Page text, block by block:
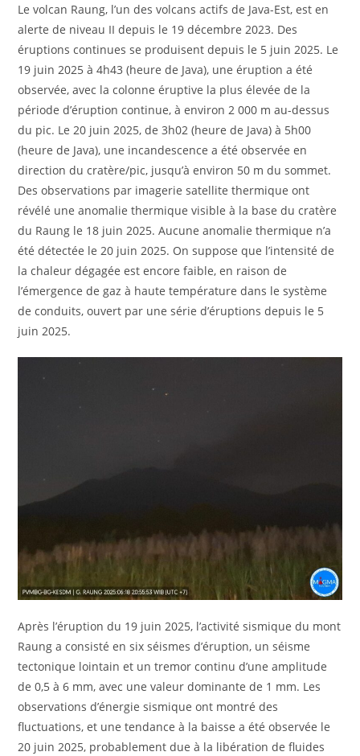
Le volcan Raung, l’un des volcans actifs de Java-Est, est en
alerte de niveau II depuis le 19 décembre 2023. Des
éruptions continues se produisent depuis le 5 juin 2025. Le
19 juin 2025 à 4h43 (heure de Java), une éruption a été
observée, avec la colonne éruptive la plus élevée de la
période d’éruption continue, à environ 2 000 m au-dessus
du pic. Le 20 juin 2025, de 3h02 (heure de Java) à 5h00
(heure de Java), une incandescence a été observée en
direction du cratère/pic, jusqu’à environ 50 m du sommet.
Des observations par imagerie satellite thermique ont
révélé une anomalie thermique visible à la base du cratère
du Raung le 18 juin 2025. Aucune anomalie thermique n’a
été détectée le 20 juin 2025. On suppose que l’intensité de
la chaleur dégagée est encore faible, en raison de
l’émergence de gaz à haute température dans le système
de conduits, ouvert par une série d’éruptions depuis le 5
juin 2025.
Après l’éruption du 19 juin 2025, l’activité sismique du mont
Raung a consisté en six séismes d’éruption, un séisme
tectonique lointain et un tremor continu d’une amplitude
de 0,5 à 6 mm, avec une valeur dominante de 1 mm. Les
observations d’énergie sismique ont montré des
fluctuations, et une tendance à la baisse a été observée le
20 juin 2025, probablement due à la libération de fluides